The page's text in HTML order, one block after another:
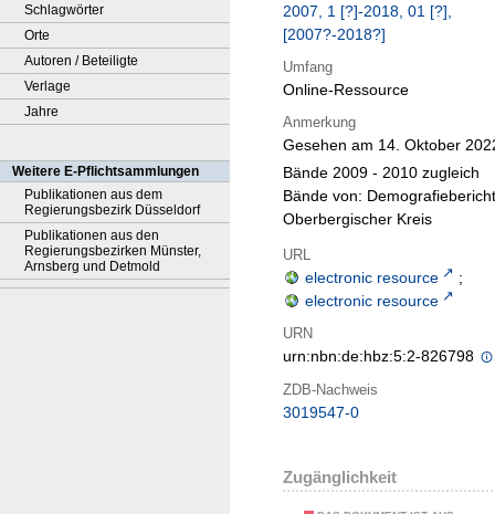
Schlagwörter
Orte
Autoren / Beteiligte
Verlage
Jahre
Weitere E-Pflichtsammlungen
Publikationen aus dem
Regierungsbezirk Düsseldorf
Publikationen aus den
Regierungsbezirken Münster,
Arnsberg und Detmold
2007, 1 [?]-2018, 01 [?],
[2007?-2018?]
Umfang
Online-Ressource
Anmerkung
Gesehen am 14. Oktober
Bände 2009 - 2010 zugleich
Bände von: Demografiebericht
Oberbergischer Kreis
URL
electronic resource
;
electronic resource
URN
urn:nbn:de:hbz:5:2-826798
ZDB-Nachweis
3019547-0
Zugänglichkeit